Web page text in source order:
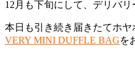
12月も下旬にして、デリバリ
本日も引き続き届きたてホヤ
VERY MINI DUFFLE BAGを